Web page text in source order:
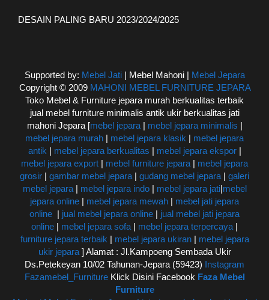
DESAIN PALING BARU 2023/2024/2025
Supported by: Mebel Jati| Mebel Mahoni | Mebel Jepara
Copyright © 2009 MAHONI MEBEL FURNITURE JEPARA
Toko Mebel & Furniture jepara murah berkualitas terbaik
jual mebel furniture minimalis antik ukir berkualitas jati
mahoni Jepara [mebel jepara| mebel jepara minimalis |
mebel jepara murah | mebel jepara klasik | mebel jepara
antik | mebel jepara berkualitas | mebel jepara ekspor|
mebel jepara export | mebel furniture jepara | mebel jepara
grosir | gambar mebel jepara | gudang mebel jepara | galeri
mebel jepara| mebel jepara indo| mebel jepara jati|mebel
jepara online | mebel jepara mewah | mebel jati jepara
online | jual mebel jepara online | jual mebel jati jepara
online | mebel jepara sofa | mebel jepara terpercaya |
furniture jepara terbaik | mebel jepara ukiran| mebel jepara
ukir jepara ] Alamat : Jl.Kampoeng Sembada Ukir
Ds.Petekeyan 10/02 Tahunan-Jepara (59423) Instagram
Fazamebel_FurnitureKlick Disini Facebook Faza Mebel
Furniture